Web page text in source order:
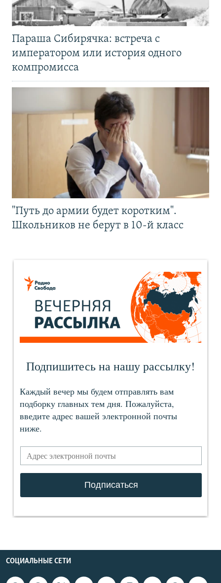
Параша Сибирячка: встреча с
императором или история одного
компромисса
"Путь до армии будет коротким".
Школьников не берут в 10-й класс
СОЦИАЛЬНЫЕ СЕТИ